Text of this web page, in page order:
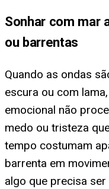
Sonhar com mar
ou barrentas
Quando as ondas
escura ou com
emocional não
medo ou tristeza
tempo costumam
barrenta em
algo que precisa